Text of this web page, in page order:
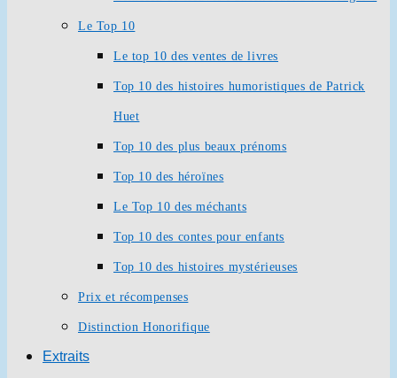
Le Top 10
Le top 10 des ventes de livres
Top 10 des histoires humoristiques de Patrick
Huet
Top 10 des plus beaux prénoms
Top 10 des héroïnes
Le Top 10 des méchants
Top 10 des contes pour enfants
Top 10 des histoires mystérieuses
Prix et récompenses
Distinction Honorifique
Extraits